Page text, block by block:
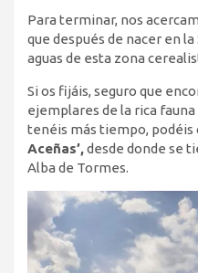
Para terminar, nos
que después de nacer en
aguas de esta zona
Si os fijáis, seguro que
ejemplares de la rica
tenéis más tiempo, podéis
Aceñas’,desde donde se
Alba de Tormes.